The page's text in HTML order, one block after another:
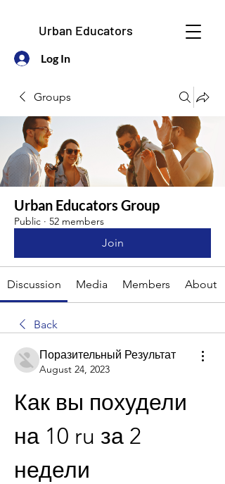
Urban Educators
Log In
Groups
Urban Educators Group
Public · 52 members
Join
Discussion Media Members About
Back
Поразительный Результат
August 24, 2023
Как вы похудели
на 10 ru за 2
недели